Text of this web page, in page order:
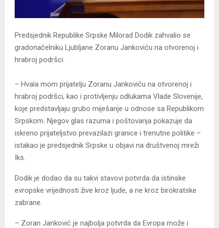
Predsjednik Republike Srpske Milorad Dodik zahvalio se
gradonačelniku Ljubljane Zoranu Јankoviću na otvorenoj i
hrabroj podršci.
– Hvala mom prijatelju Zoranu Јankoviću na otvorenoj i
hrabroj podršci, kao i protivljenju odlukama Vlade Slovenije,
koje predstavljaju grubo miješanje u odnose sa Republikom
Srpskom. Njegov glas razuma i poštovanja pokazuje da
iskreno prijateljstvo prevazilazi granice i trenutne politike –
istakao je predsjednik Srpske u objavi na društvenoj mreži
Iks.
Dodik je dodao da su takvi stavovi potvrda da istinske
evropske vrijednosti žive kroz ljude, a ne kroz birokratske
zabrane.
– Zoran Јanković je najbolja potvrda da Evropa može i